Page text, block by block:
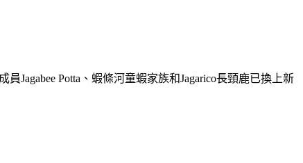
Jagabee Potta、蝦條河童蝦家族和Jagarico長頸鹿已換上新